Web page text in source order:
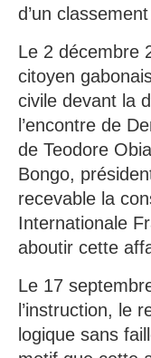
d’un
Le 2 décembre
citoyen
civile devant la
l’encontre de
de Teodore
Bongo,
recevable la
Internationale
aboutir cette
Le 17
l’instruction, le
logique sans